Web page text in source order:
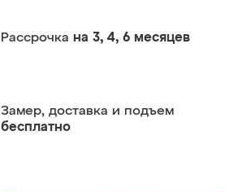
Рассрочка на 3, 4, 6 месяцев
Замер, доставка и подъем
бесплатно